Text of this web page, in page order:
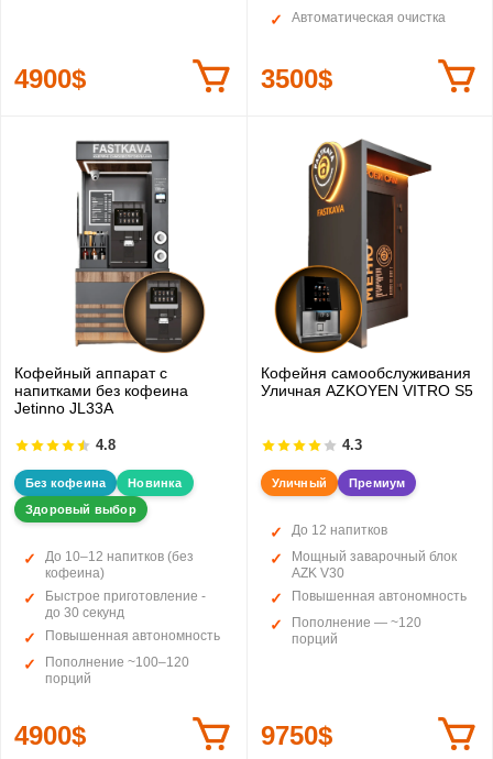
4900$
Автоматическая очистка
3500$
Кофейный аппарат с
напитками без кофеина
Jetinno JL33А
4.8
Без кофеина
Новинка
Здоровый выбор
До 10–12 напитков (без
кофеина)
Быстрое приготовление -
до 30 секунд
Повышенная автономность
Пополнение ~100–120
порций
4900$
Кофейня самообслуживания
Уличная AZKOYEN VITRO S5
4.3
Уличный Премиум
До 12 напитков
Мощный заварочный блок
AZK V30
Повышенная автономность
Пополнение — ~120
порций
9750$